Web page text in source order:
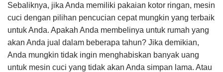
Sebaliknya, jika Anda memiliki pakaian kotor ringan, mesin
cuci dengan pilihan pencucian cepat mungkin yang terbaik
untuk Anda. Apakah Anda membelinya untuk rumah yang
akan Anda jual dalam beberapa tahun? Jika demikian,
Anda mungkin tidak ingin menghabiskan banyak uang
untuk mesin cuci yang tidak akan Anda simpan lama. Atau